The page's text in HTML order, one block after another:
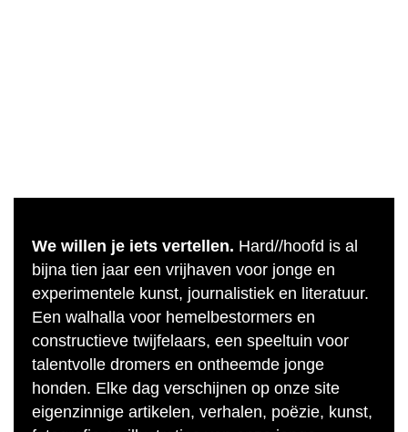
We willen je iets vertellen. Hard//hoofd is al
bijna tien jaar een vrijhaven voor jonge en
experimentele kunst, journalistiek en literatuur.
Een walhalla voor hemelbestormers en
constructieve twijfelaars, een speeltuin voor
talentvolle dromers en ontheemde jonge
honden. Elke dag verschijnen op onze site
eigenzinnige artikelen, verhalen, poëzie, kunst,